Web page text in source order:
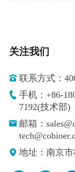
关注我们
联系方式：
手机：+86-
7192(技术部)
邮箱：
地址：南京